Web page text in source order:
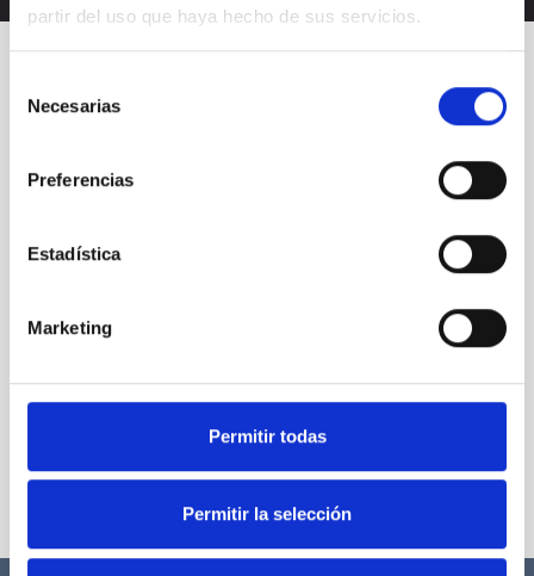
partir del uso que haya hecho de sus servicios.
Necesarias
Preferencias
Estadística
Marketing
Permitir todas
Permitir la selección